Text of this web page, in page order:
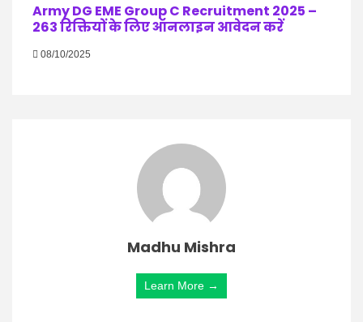
Army DG EME Group C Recruitment 2025 –
263 रिक्तियों के लिए ऑनलाइन आवेदन करें
08/10/2025
Madhu Mishra
Learn More →